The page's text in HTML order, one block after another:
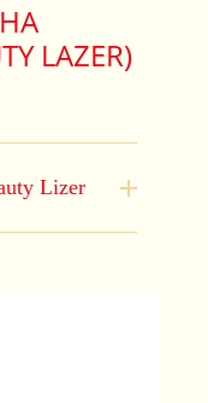
LAZER)
Lizer